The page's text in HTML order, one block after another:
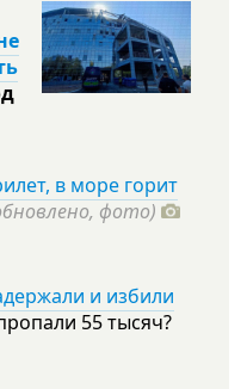
в море горит
фото)
и избили
55тысяч?